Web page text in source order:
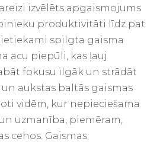
izvēlēts apgaismojums
produktivitāti līdz pat
spilgta gaisma
acu piepūli, kas ļauj
fokusu ilgāk un strādāt
aukstas baltās gaismas
vidēm, kur nepieciešama
uzmanība, piemēram,
cehos. Gaismas